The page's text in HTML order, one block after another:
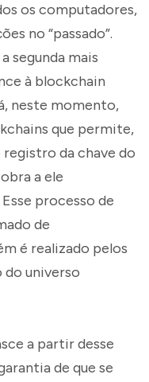
os computadores,
no “passado”.
segunda mais
à blockchain
neste momento,
que permite,
registro da chave do
a ele
Esse processo de
de
é realizado pelos
do universo
a partir desse
de que se